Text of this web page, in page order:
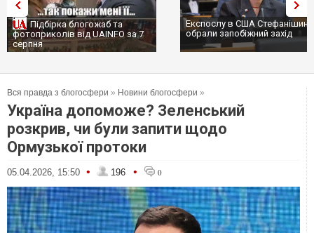
Підбірка блогожаб та
фотоприколів від UAINFO за 7
серпня
Експослу в США
обрали запобіжний захід
Вся правда з блогосфери » Новини блогосфери »
Україна допоможе? Зеленський
розкрив, чи були запити щодо
Ормузької протоки
05.04.2026, 15:50 • 196 • 0